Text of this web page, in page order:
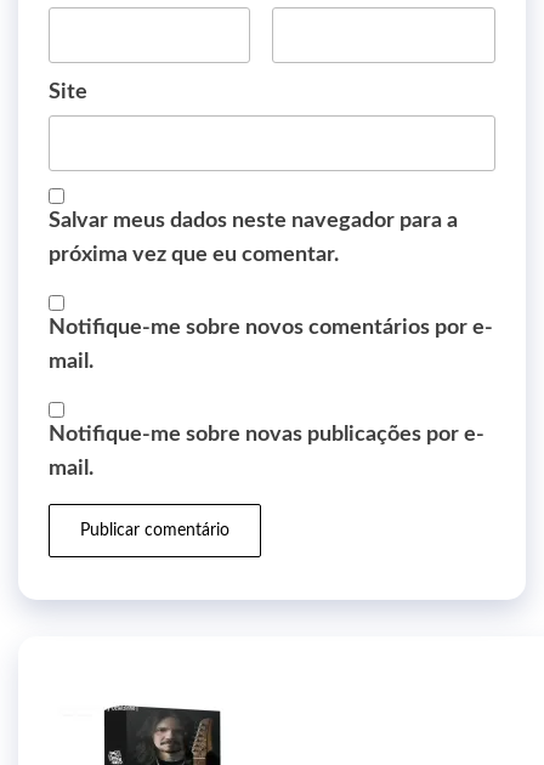
Site
Salvar meus dados neste navegador para a
próxima vez que eu comentar.
Notifique-me sobre novos comentários por e-
mail.
Notifique-me sobre novas publicações por e-
mail.